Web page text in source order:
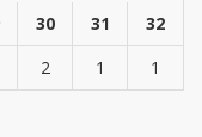
30 31
32
2 1 1